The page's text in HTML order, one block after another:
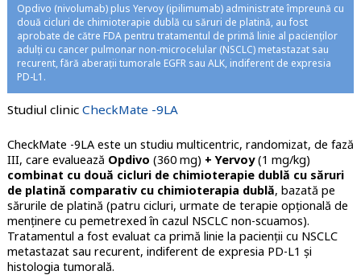
Opdivo (nivolumab) plus Yervoy (ipilimumab) administrate împreună cu
două cicluri de chimioterapie dublă cu săruri de platină, au fost
aprobate de către FDA pentru tratamentul de primă linie al pacienților
adulți cu cancer pulmonar non-microcelular (NSCLC) metastazat sau
recurent, fără aberații tumorale EGFR sau ALK, indiferent de expresia
PD-L1.
Studiul clinic CheckMate -9LA
CheckMate -9LA este un studiu multicentric, randomizat, de fază
III, care evaluează Opdivo (360 mg) + Yervoy(1 mg/kg)
combinat cu două cicluri de chimioterapie dublă cu săruri
de platină comparativ cu chimioterapia dublă, bazată pe
sărurile de platină (patru cicluri, urmate de terapie opțională de
menținere cu pemetrexed în cazul NSCLC non-scuamos).
Tratamentul a fost evaluat ca primă linie la pacienții cu NSCLC
metastazat sau recurent, indiferent de expresia PD-L1 și
histologia tumorală.